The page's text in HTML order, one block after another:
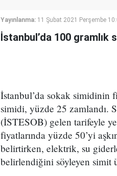
Yayınlanma: 11 Şubat 2021 Perşembe
İstanbul’da 100
İstanbul’da sokak simidinin
simidi, yüzde 25 zamlandı.
(İSTESOB) gelen tarifeyle
fiyatlarında yüzde 50’yi
belirtirken, elektrik, su
belirlendiğini söyleyen simit